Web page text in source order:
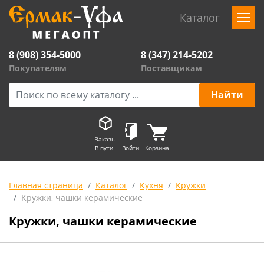
Каталог
8 (908) 354-5000
Покупателям
8 (347) 214-5202
Поставщикам
Заказы
В пути
Войти Корзина
Главная страница Каталог Кухня
Кружки
Кружки, чашки керамические
Кружки, чашки керамические